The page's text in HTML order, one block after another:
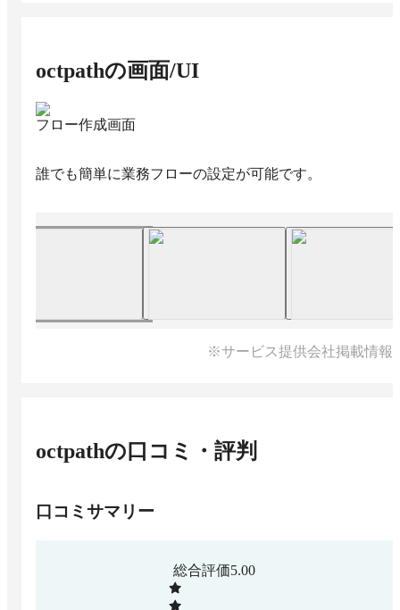
octpathの画面/UI
フロー作成画面
誰でも簡単に業務フローの設定が可能です。
※サービス提供会社掲載情報
octpathの口コミ・評判
口コミサマリー
総合評価5.00